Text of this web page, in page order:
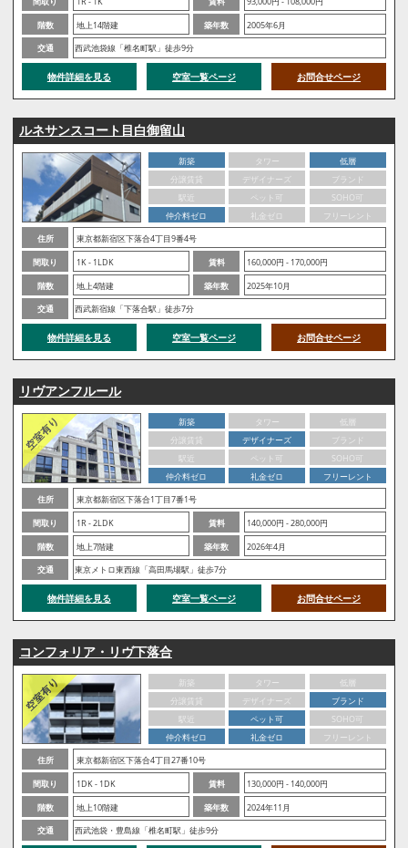
階数
地上14階建 築年数
2005年6月
交通
西武池袋線「椎名町駅」徒歩9分
物件詳細を見る 空室一覧ページ お問合せページ
ルネサンスコート目白御留山
新築 タワー
低層
分譲賃貸
デザイナーズ
ブランド
駅近
ペット可
SOHO可
仲介料ゼロ
礼金ゼロ
フリーレント
住所
東京都新宿区下落合4丁目9番4号
間取り
1K - 1LDK 賃料
160,000円 - 170,000円
階数
地上4階建 築年数
2025年10月
交通
西武新宿線「下落合駅」徒歩7分
物件詳細を見る 空室一覧ページ お問合せページ
リヴアンフルール
新築 タワー
低層
分譲賃貸
デザイナーズ
ブランド
駅近
ペット可
SOHO可
仲介料ゼロ
礼金ゼロ
フリーレント
住所
東京都新宿区下落合1丁目7番1号
間取り
1R - 2LDK 賃料
140,000円 - 280,000円
階数
地上7階建 築年数
2026年4月
交通
東京メトロ東西線「高田馬場駅」徒歩7分
物件詳細を見る 空室一覧ページ お問合せページ
コンフォリア・リヴ下落合
新築 タワー
低層
分譲賃貸
デザイナーズ
ブランド
駅近
ペット可
SOHO可
仲介料ゼロ
礼金ゼロ
フリーレント
住所
東京都新宿区下落合4丁目27番10号
間取り
1DK - 1DK 賃料
130,000円 - 140,000円
階数
地上10階建 築年数
2024年11月
交通
西武池袋・豊島線「椎名町駅」徒歩9分